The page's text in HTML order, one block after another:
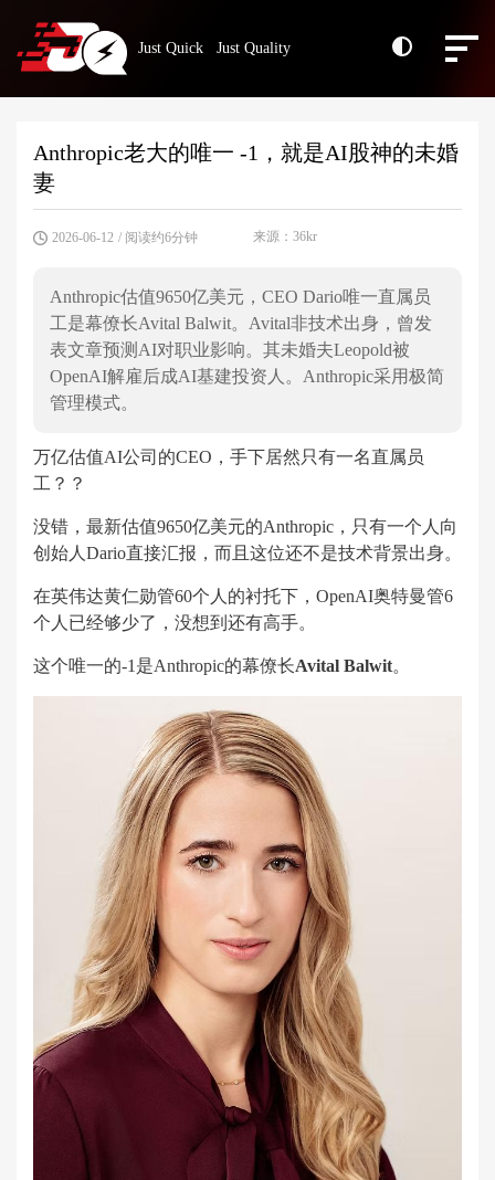
Just Quick Just Quality
Anthropic老大的唯一 -1，就是AI股神的未婚
妻
2026-06-12 / 阅读约6分钟 来源：36kr
Anthropic估值9650亿美元，CEO Dario唯一直属员
工是幕僚长Avital Balwit。Avital非技术出身，曾发
表文章预测AI对职业影响。其未婚夫Leopold被
OpenAI解雇后成AI基建投资人。Anthropic采用极简
管理模式。
万亿估值AI公司的CEO，手下居然只有一名直属员
工？？
没错，最新估值9650亿美元的Anthropic，只有一个人向
创始人Dario直接汇报，而且这位还不是技术背景出身。
在英伟达黄仁勋管60个人的衬托下，OpenAI奥特曼管6
个人已经够少了，没想到还有高手。
这个唯一的-1是Anthropic的幕僚长Avital Balwit。